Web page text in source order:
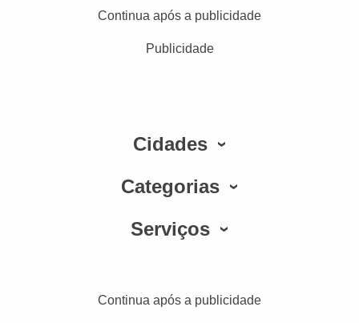
Continua após a publicidade
Publicidade
Cidades
Categorias
Serviços
Continua após a publicidade